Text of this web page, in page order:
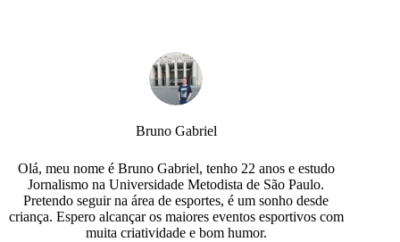
Bruno Gabriel
Olá, meu nome é Bruno Gabriel, tenho 22 anos e estudo
Jornalismo na Universidade Metodista de São Paulo.
Pretendo seguir na área de esportes, é um sonho desde
criança. Espero alcançar os maiores eventos esportivos com
muita criatividade e bom humor.